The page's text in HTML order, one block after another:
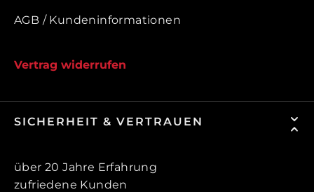
AGB / Kundeninformationen
Vertrag widerrufen
SICHERHEIT & VERTRAUEN
über 20 Jahre Erfahrung
zufriedene Kunden